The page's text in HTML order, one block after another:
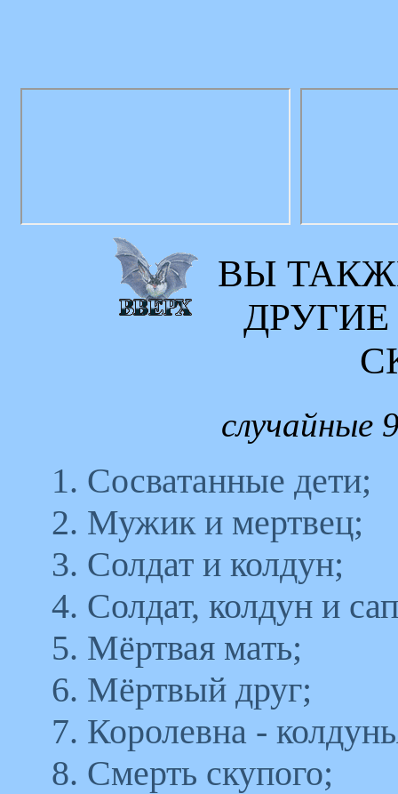
ВЫ
случайные
1. Сосватанные дети;
2. Мужик и мертвец;
3. Солдат и колдун;
4. Солдат, колдун и
5. Мёртвая мать;
6. Мёртвый друг;
7. Королевна -
8. Смерть скупого;